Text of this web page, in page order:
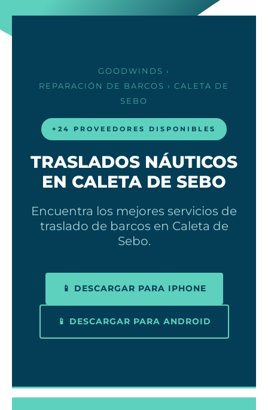
GOODWINDS ›
REPARACIÓN DE BARCOS › CALETA DE
SEBO
+24 PROVEEDORES DISPONIBLES
TRASLADOS NÁUTICOS
EN CALETA DE SEBO
Encuentra los mejores servicios de
traslado de barcos en Caleta de
Sebo.
📱 DESCARGAR PARA IPHONE
📱 DESCARGAR PARA ANDROID